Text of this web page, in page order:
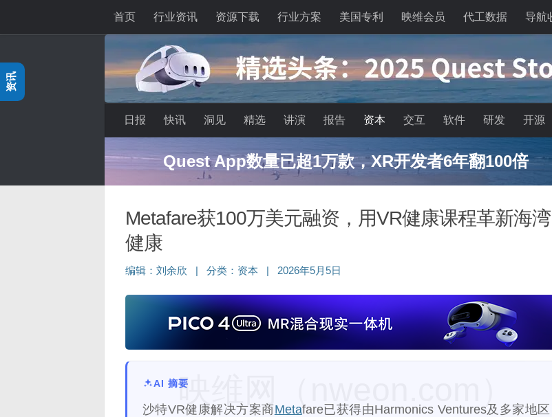
首页 行业资讯 资源下载 行业方案 美国专利 映维会员 代工数据 导航
日报 快讯 洞见 精选 讲演 报告 资本 交互 软件 研发 开源
Quest App数量已超1万款，XR开发者6年翻100倍
Metafare获100万美元融资，用VR健康课程革新海湾
健康
编辑： 刘余欣 分类： 资本 2026年5月5日
AI 摘要
沙特VR健康解决方案商Metafare已获得由Harmonics Ventures及多家地区
映维网（nweon.com）
资讯